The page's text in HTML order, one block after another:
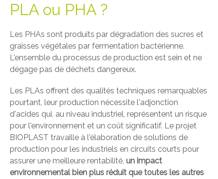
PLA ou PHA ?
Les PHAs sont produits par dégradation des sucres et
graisses végétales par fermentation bactérienne.
L'ensemble du processus de production est sein et ne
dégage pas de déchets dangereux.
Les PLAs offrent des qualités techniques remarquables
pourtant, leur production nécessite l'adjonction
d'acides qui, au niveau industriel, représentent un risque
pour l'environnement et un coût significatif. Le projet
BIOPLAST travaille à l'élaboration de solutions de
production pour les industriels en circuits courts pour
assurer une meilleure rentabilité, un impact
environnemental bien plus réduit que toutes les autres